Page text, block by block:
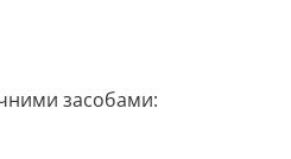
засобами: